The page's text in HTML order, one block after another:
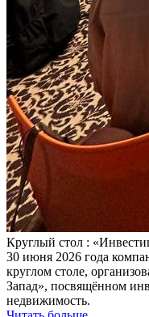
Круглый стол :
30 июня 2026 года
круглом столе,
Запад», посвящённом
недвижимость.